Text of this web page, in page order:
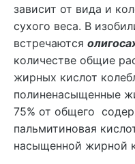
зависит от вида и
сухого веса. В
встречаются
количестве общие
жирных кислот
полиненасыщенные
75% от общего
пальмитиновая
насыщенной жирной